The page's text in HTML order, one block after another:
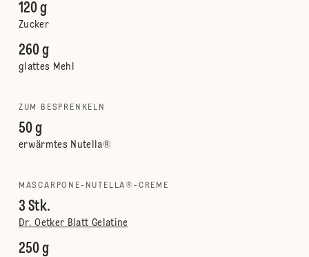
120 g
Zucker
260 g
glattes Mehl
ZUM BESPRENKELN
50 g
erwärmtes Nutella®
MASCARPONE-NUTELLA®-CREME
3 Stk.
Dr. Oetker Blatt Gelatine
250 g